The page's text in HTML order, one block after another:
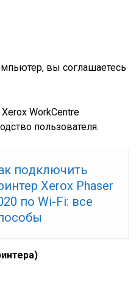
вы соглашаетесь
WorkCentre
пользователя.
подключить
Xerox Phaser
по Wi-Fi: все